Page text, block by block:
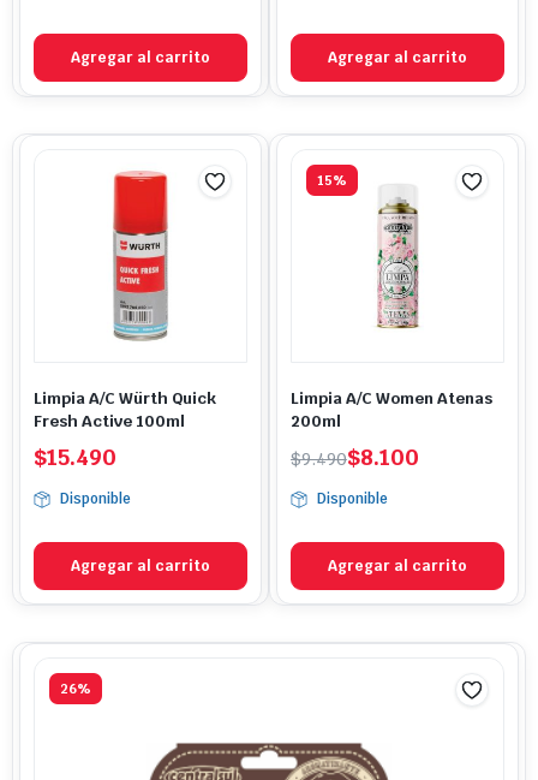
Agregar al carrito Agregar al carrito
Limpia A/C Würth Quick
Fresh Active 100ml
$15.490
Disponible
Agregar al carrito
15%
Limpia A/C Women Atenas
200ml
$9.490
El
original
$9.490.
$8.100
El
actual
$8.100.
Disponible
Agregar al carrito
26%